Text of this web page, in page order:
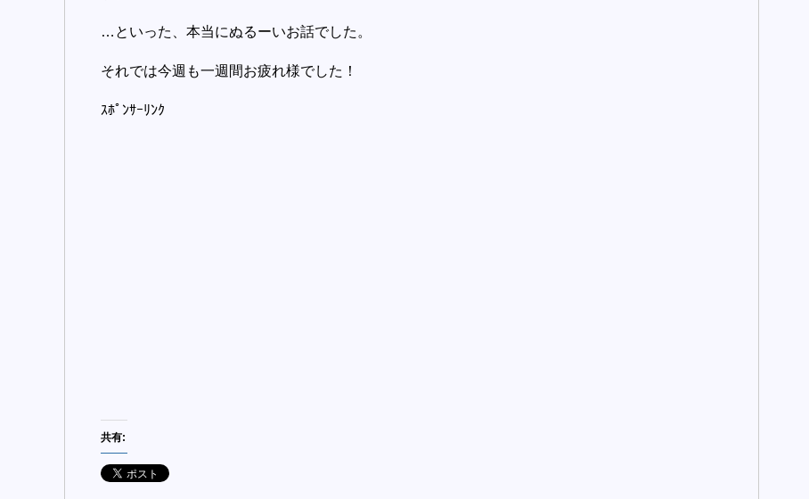
…といった、本当にぬるーいお話でした。
それでは今週も一週間お疲れ様でした！
ｽﾎﾟﾝｻｰﾘﾝｸ
共有: